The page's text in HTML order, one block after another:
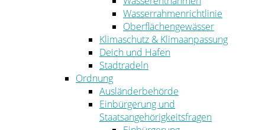
Wasserrahmenrichtlinie
Oberflächengewässer
Klimaschutz & Klimaanpassung
Deich und Hafen
Stadtradeln
Ordnung
Ausländerbehörde
Einbürgerung und
Staatsangehörigkeitsfragen